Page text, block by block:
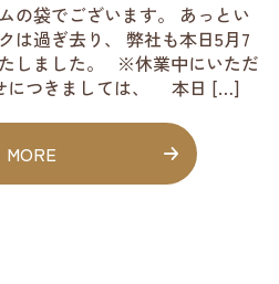
の袋でございます。 あっとい
は過ぎ去り、 弊社も本日5月7
しました。 ※休業中にいただ
につきましては、 本日 […]
MORE